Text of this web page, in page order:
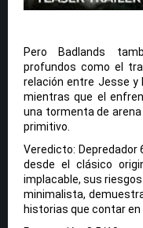
Pero Badlands
profundos como el
relación entre Jesse y
mientras que el
una tormenta de
primitivo.
Veredicto: Depredador
desde el clásico
implacable, sus
minimalista,
historias que contar en